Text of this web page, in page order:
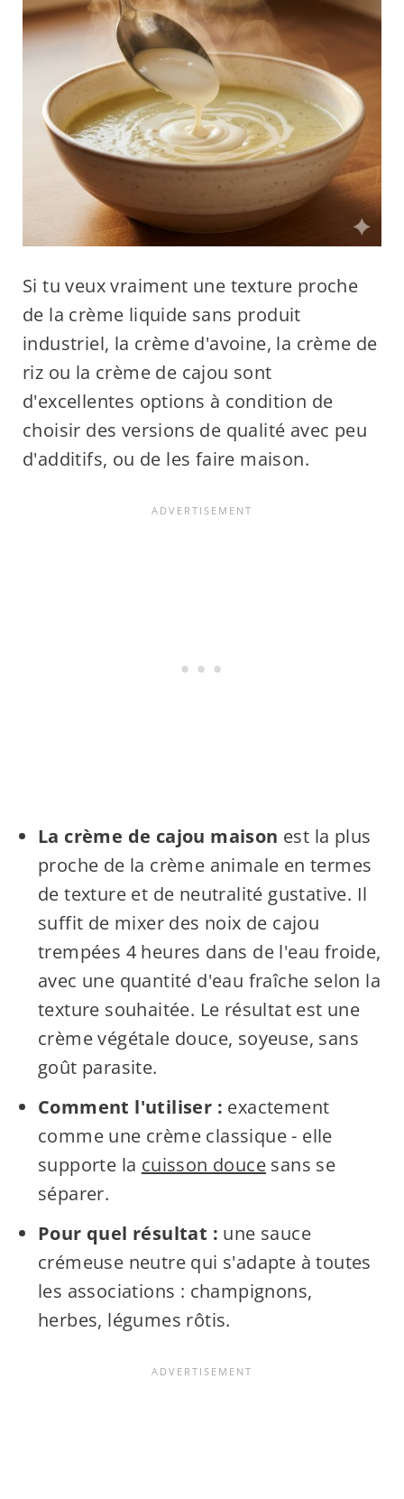
Si tu veux vraiment une texture proche
de la crème liquide sans produit
industriel, la crème d'avoine, la crème de
riz ou la crème de cajou sont
d'excellentes options à condition de
choisir des versions de qualité avec peu
d'additifs, ou de les faire maison.
La crème de cajou maison est la plus
proche de la crème animale en termes
de texture et de neutralité gustative. Il
suffit de mixer des noix de cajou
trempées 4 heures dans de l'eau froide,
avec une quantité d'eau fraîche selon la
texture souhaitée. Le résultat est une
crème végétale douce, soyeuse, sans
goût parasite.
Comment l'utiliser : exactement
comme une crème classique - elle
supporte la cuisson doucesans se
séparer.
Pour quel résultat : une sauce
crémeuse neutre qui s'adapte à toutes
les associations : champignons,
herbes, légumes rôtis.